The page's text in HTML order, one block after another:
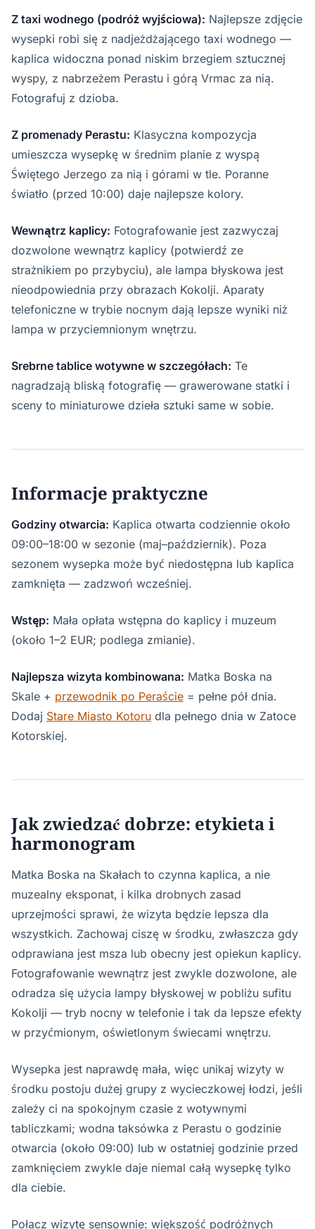
Z taxi wodnego (podróż wyjściowa): Najlepsze zdjęcie
wysepki robi się z nadjeżdżającego taxi wodnego —
kaplica widoczna ponad niskim brzegiem sztucznej
wyspy, z nabrzeżem Perastu i górą Vrmac za nią.
Fotografuj z dzioba.
Z promenady Perastu: Klasyczna kompozycja
umieszcza wysepkę w średnim planie z wyspą
Świętego Jerzego za nią i górami w tle. Poranne
światło (przed 10:00) daje najlepsze kolory.
Wewnątrz kaplicy: Fotografowanie jest zazwyczaj
dozwolone wewnątrz kaplicy (potwierdź ze
strażnikiem po przybyciu), ale lampa błyskowa jest
nieodpowiednia przy obrazach Kokolji. Aparaty
telefoniczne w trybie nocnym dają lepsze wyniki niż
lampa w przyciemnionym wnętrzu.
Srebrne tablice wotywne w szczegółach: Te
nagradzają bliską fotografię — grawerowane statki i
sceny to miniaturowe dzieła sztuki same w sobie.
Informacje praktyczne
Godziny otwarcia: Kaplica otwarta codziennie około
09:00–18:00 w sezonie (maj–październik). Poza
sezonem wysepka może być niedostępna lub kaplica
zamknięta — zadzwoń wcześniej.
Wstęp: Mała opłata wstępna do kaplicy i muzeum
(około 1–2 EUR; podlega zmianie).
Najlepsza wizyta kombinowana: Matka Boska na
Skale + przewodnik po Peraście = pełne pół dnia.
Dodaj Stare Miasto Kotoru dla pełnego dnia w Zatoce
Kotorskiej.
Jak zwiedzać dobrze: etykieta i
harmonogram
Matka Boska na Skałach to czynna kaplica, a nie
muzealny eksponat, i kilka drobnych zasad
uprzejmości sprawi, że wizyta będzie lepsza dla
wszystkich. Zachowaj ciszę w środku, zwłaszcza gdy
odprawiana jest msza lub obecny jest opiekun kaplicy.
Fotografowanie wewnątrz jest zwykle dozwolone, ale
odradza się użycia lampy błyskowej w pobliżu sufitu
Kokolji — tryb nocny w telefonie i tak da lepsze efekty
w przyćmionym, oświetlonym świecami wnętrzu.
Wysepka jest naprawdę mała, więc unikaj wizyty w
środku postoju dużej grupy z wycieczkowej łodzi, jeśli
zależy ci na spokojnym czasie z wotywnymi
tabliczkami; wodna taksówka z Perastu o godzinie
otwarcia (około 09:00) lub w ostatniej godzinie przed
zamknięciem zwykle daje niemal całą wysepkę tylko
dla ciebie.
Połącz wizytę sensownie: większość podróżnych